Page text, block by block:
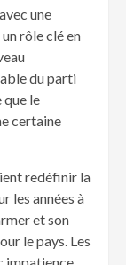
une
rôle clé en
du parti
le
certaine
redéfinir la
les années à
et son
le pays. Les